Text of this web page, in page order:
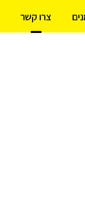
צרו קשר